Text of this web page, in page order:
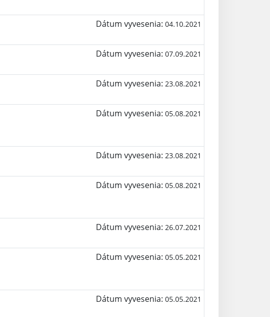
Dátum vyvesenia: 04.10.2021
Dátum vyvesenia: 07.09.2021
Dátum vyvesenia: 23.08.2021
Dátum vyvesenia: 05.08.2021
Dátum vyvesenia: 23.08.2021
Dátum vyvesenia: 05.08.2021
Dátum vyvesenia: 26.07.2021
Dátum vyvesenia: 05.05.2021
Dátum vyvesenia: 05.05.2021